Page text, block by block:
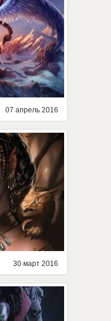
07 апрель 2016
30 март 2016